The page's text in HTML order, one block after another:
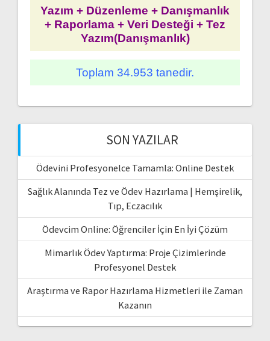
Yazım + Düzenleme + Danışmanlık
+ Raporlama + Veri Desteği + Tez
Yazım(Danışmanlık)
Toplam 34.953 tanedir.
SON YAZILAR
Ödevini Profesyonelce Tamamla: Online Destek
Sağlık Alanında Tez ve Ödev Hazırlama | Hemşirelik,
Tıp, Eczacılık
Ödevcim Online: Öğrenciler İçin En İyi Çözüm
Mimarlık Ödev Yaptırma: Proje Çizimlerinde
Profesyonel Destek
Araştırma ve Rapor Hazırlama Hizmetleri ile Zaman
Kazanın